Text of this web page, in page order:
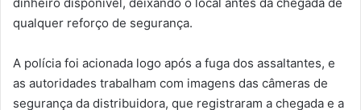
qualquer reforço de segurança.
A polícia foi acionada logo após a fuga dos assaltantes, e
as autoridades trabalham com imagens das câmeras de
segurança da distribuidora, que registraram a chegada e a